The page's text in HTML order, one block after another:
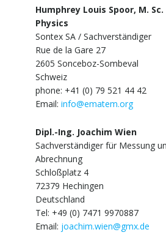
Humphrey Louis Spoor, M. Sc.
Physics
Sontex SA / Sachverständiger
Rue de la Gare 27
2605 Sonceboz-Sombeval
Schweiz
phone: +41 (0) 79 521 44 42
Email: info@ematem.org
Dipl.-Ing. Joachim Wien
Sachverständiger für Messung
Abrechnung
Schloßplatz 4
72379 Hechingen
Deutschland
Tel: +49 (0) 7471 9970887
Email: joachim.wien@gmx.de